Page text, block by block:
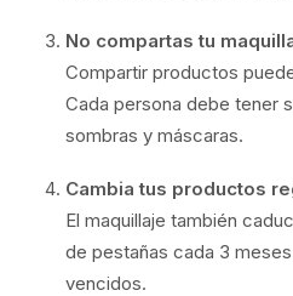
No compartas tu
Compartir productos
Cada persona debe tener
sombras y máscaras.
Cambia tus productos
El maquillaje también
de pestañas cada 3
vencidos.